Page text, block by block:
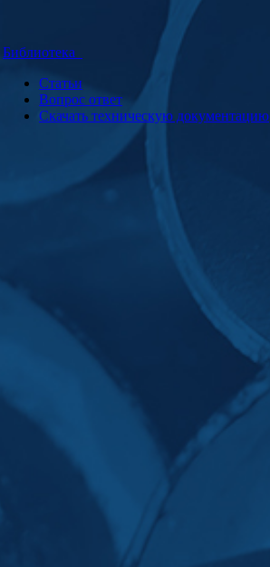
Библиотека
Статьи
Вопрос ответ
Скачать техническую документацию